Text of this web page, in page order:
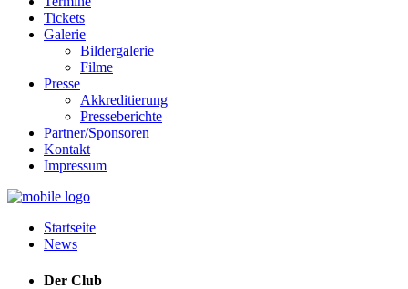
Tickets
Galerie
Bildergalerie
Filme
Presse
Akkreditierung
Presseberichte
Partner/Sponsoren
Kontakt
Impressum
Startseite
News
Der Club